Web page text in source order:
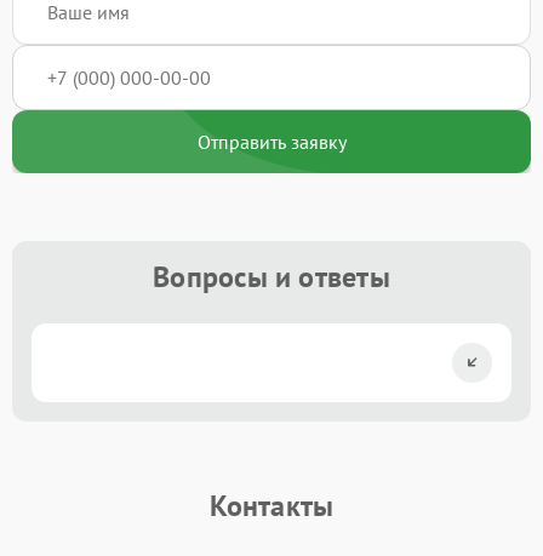
Отправить заявку
Вопросы и ответы
Контакты